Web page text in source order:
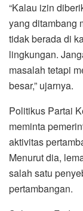
“Kalau izin
yang ditambang
tidak berada di
lingkungan.
masalah tetapi
besar,” ujarnya.
Politikus Partai
meminta
aktivitas
Menurut dia,
salah satu
pertambangan.